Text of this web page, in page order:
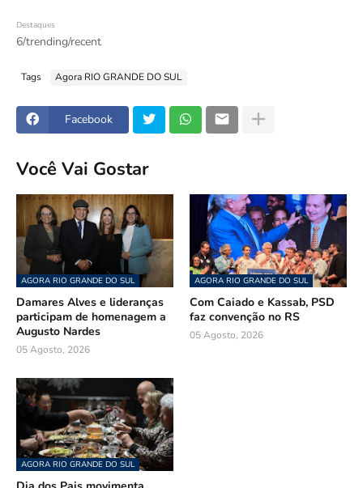
Destaques
6/trending/recent
Tags Agora RIO GRANDE DO SUL
Facebook
Você Vai Gostar
AGORA RIO GRANDE DO SUL
Damares Alves e lideranças
participam de homenagem a
Augusto Nardes
05 Agosto, 2026
AGORA RIO GRANDE DO SUL
Com Caiado e Kassab, PSD
faz convenção no RS
05 Agosto, 2026
AGORA RIO GRANDE DO SUL